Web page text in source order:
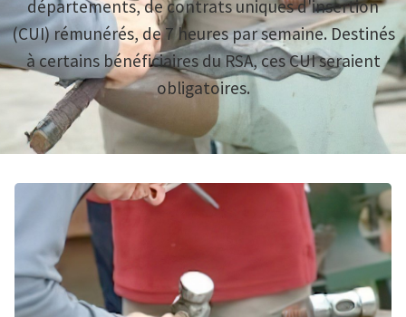
départements, de contrats uniques d'insertion
(CUI) rémunérés, de 7 heures par semaine. Destinés
à certains bénéficiaires du RSA, ces CUI seraient
obligatoires.